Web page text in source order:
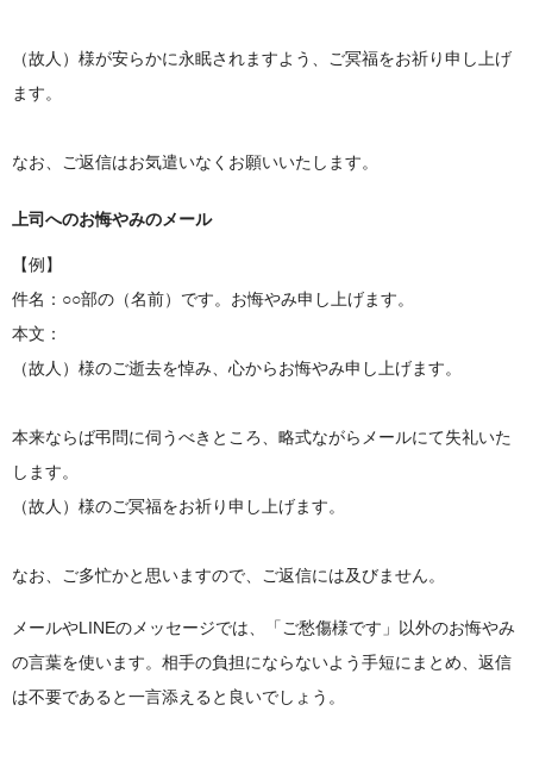
（故人）様が安らかに永眠されますよう、ご冥福をお祈り申し上げ
ます。
なお、ご返信はお気遣いなくお願いいたします。
上司へのお悔やみのメール
【例】
件名：○○部の（名前）です。お悔やみ申し上げます。
本文：
（故人）様のご逝去を悼み、心からお悔やみ申し上げます。
本来ならば弔問に伺うべきところ、略式ながらメールにて失礼いた
します。
（故人）様のご冥福をお祈り申し上げます。
なお、ご多忙かと思いますので、ご返信には及びません。
メールやLINEのメッセージでは、「ご愁傷様です」以外のお悔やみ
の言葉を使います。相手の負担にならないよう手短にまとめ、返信
は不要であると一言添えると良いでしょう。